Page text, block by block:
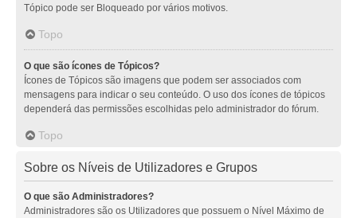
Tópico pode ser Bloqueado por vários motivos.
Topo
O que são ícones de Tópicos?
Ícones de Tópicos são imagens que podem ser associados com
mensagens para indicar o seu conteúdo. O uso dos ícones de tópicos
dependerá das permissões escolhidas pelo administrador do fórum.
Topo
Sobre os Níveis de Utilizadores e Grupos
O que são Administradores?
Administradores são os Utilizadores que possuem o Nível Máximo de